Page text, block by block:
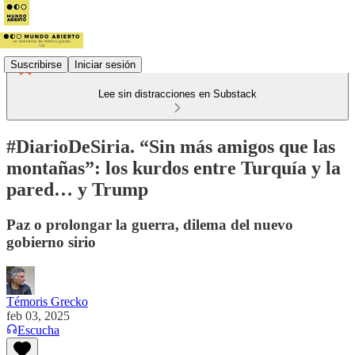
Suscribirse Iniciar sesión
Lee sin distracciones en Substack
#DiarioDeSiria. “Sin más amigos que las
montañas”: los kurdos entre Turquía y la
pared… y Trump
Paz o prolongar la guerra, dilema del nuevo
gobierno sirio
Témoris Grecko
feb 03, 2025
Escucha